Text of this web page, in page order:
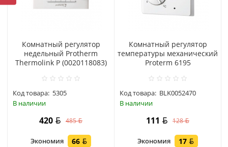
Комнатный регулятор
недельный Protherm
Thermolink P (0020118083)
Код товара: 5305
В наличии
420 485
Экономия 66
Комнатный регулятор
температуры механический
Proterm 6195
Код товара: BLK0052470
В наличии
111 128
Экономия 17